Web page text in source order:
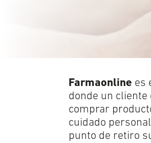
Farmaonline es
donde un
comprar
cuidado
punto de retiro